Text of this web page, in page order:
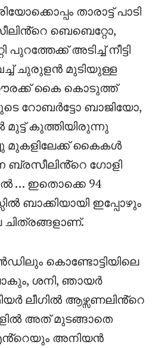
താരാട്ട് പാടി
ബെബെറ്റോ,
അടിച്ച് നീട്ടി
ചുരുളൻ മുടിയുള്ള
ഊരക്ക് കൈ കൊടുത്ത്
റോബർട്ടോ ബാജിയോ,
മുട്ട് കുത്തിയിരുന്നു
മുകളിലേക്ക് കൈകൾ
ബ്രസീലിൻ്റെ ഗോളി
… ഇതൊക്കെ 94
ബാക്കിയായി ഇപ്പോഴും
ചിത്രങ്ങളാണ്.
കൊണ്ടോട്ടിയിലെ
ശനി, ഞായർ
ലീഗിൽ ആഴ്സണലിൻ്റെ
അത് മുടങ്ങാതെ
അനിയൻ